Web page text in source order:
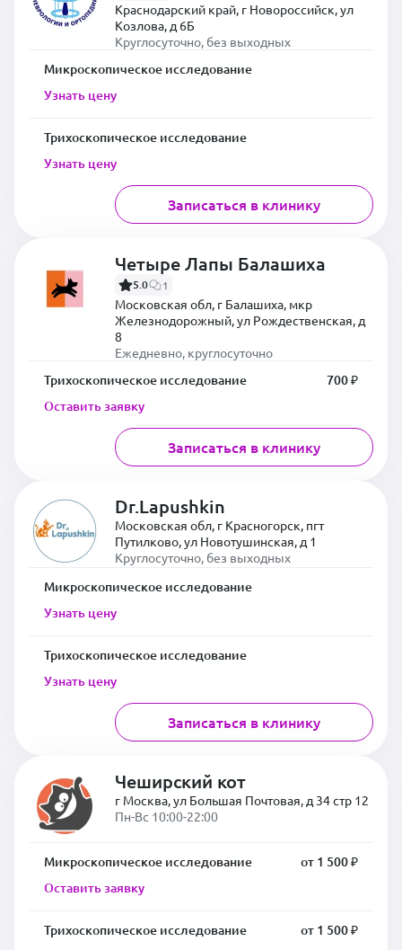
Краснодарский край, г Новороссийск, ул
Козлова, д 6Б
Круглосуточно, без выходных
Микроскопическое исследование
Узнать цену
Трихоскопическое исследование
Узнать цену
Записаться в клинику
Четыре Лапы Балашиха
5.0 1
Московская обл, г Балашиха, мкр
Железнодорожный, ул Рождественская, д
8
Ежедневно, круглосуточно
Трихоскопическое исследование
700 ₽
Оставить заявку
Записаться в клинику
Dr.Lapushkin
Московская обл, г Красногорск, пгт
Путилково, ул Новотушинская, д 1
Круглосуточно, без выходных
Микроскопическое исследование
Узнать цену
Трихоскопическое исследование
Узнать цену
Записаться в клинику
Чеширский кот
г Москва, ул Большая Почтовая, д 34 стр 12
Пн-Вс 10:00-22:00
Микроскопическое исследование
от 1 500 ₽
Оставить заявку
Трихоскопическое исследование
от 1 500 ₽